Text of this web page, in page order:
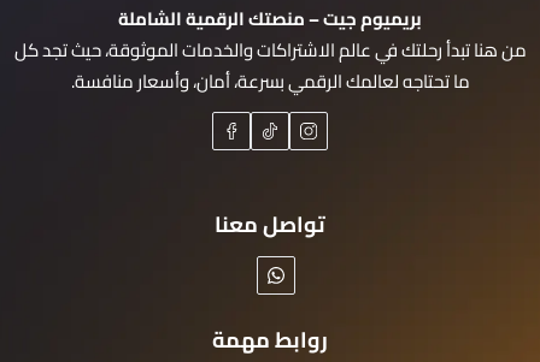
بريميوم جيت – منصتك الرقمية الشاملة
من هنا تبدأ رحلتك في عالم الاشتراكات والخدمات الموثوقة، حيث تجد كل
ما تحتاجه لعالمك الرقمي بسرعة، أمان، وأسعار منافسة.
تواصل معنا
روابط مهمة